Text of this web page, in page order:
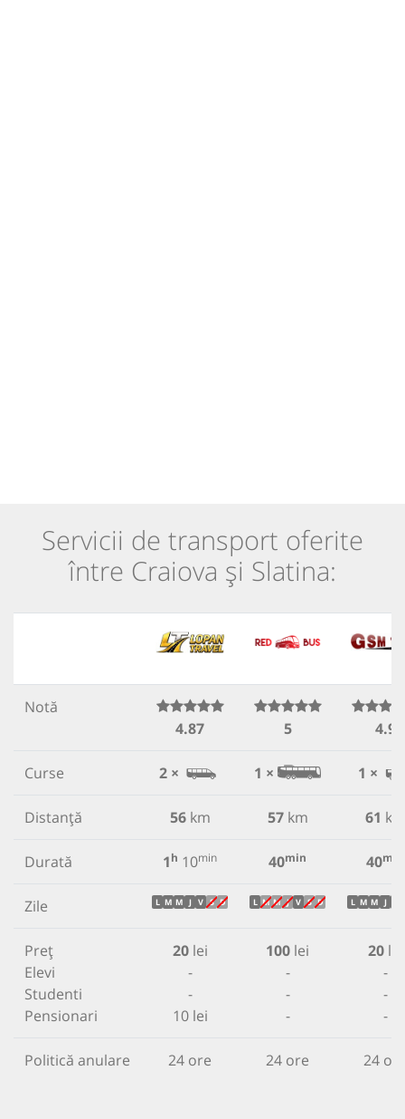
Servicii de transport oferite
între Craiova și Slatina:
Notă
4.87
5 4.9
Curse 2 × 1 × 1 ×
Distanță 56km 57km 61 km
Durată 1h 10min 40min 40min
Zile L M M J V S D L M M J V S D L M M J
Preț
Elevi
Studenti
Pensionari
20lei
-
-
10 lei
100 lei
-
-
-
20lei
-
-
-
Politică anulare 24 ore 24 ore 24